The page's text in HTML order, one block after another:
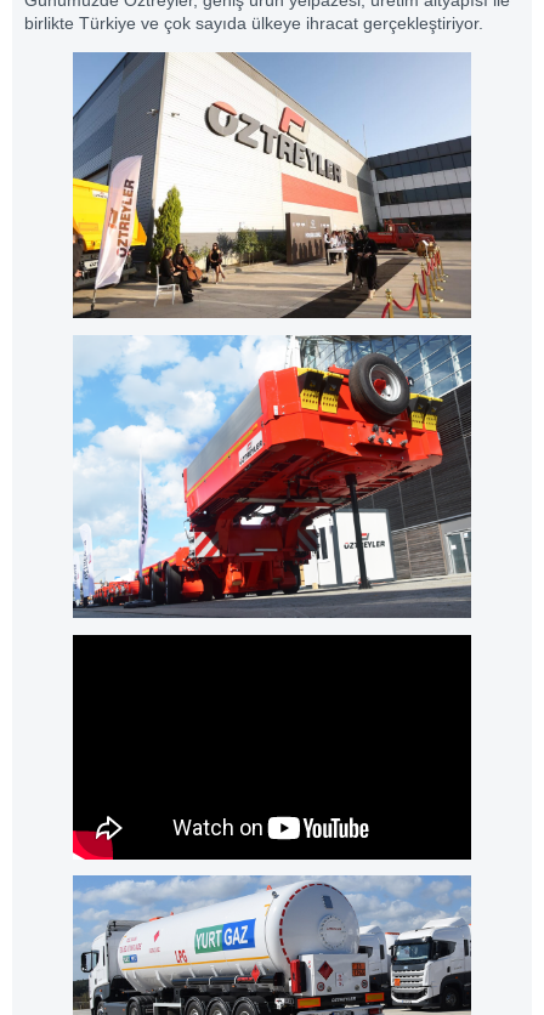
birlikte Türkiye ve çok sayıda ülkeye ihracat gerçekleştiriyor.